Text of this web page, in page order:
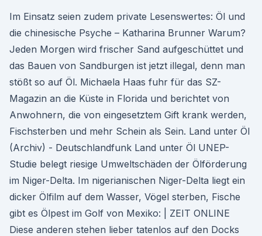
Im Einsatz seien zudem private Lesenswertes: Öl und
die chinesische Psyche – Katharina Brunner Warum?
Jeden Morgen wird frischer Sand aufgeschüttet und
das Bauen von Sandburgen ist jetzt illegal, denn man
stößt so auf Öl. Michaela Haas fuhr für das SZ-
Magazin an die Küste in Florida und berichtet von
Anwohnern, die von eingesetztem Gift krank werden,
Fischsterben und mehr Schein als Sein. Land unter Öl
(Archiv) - Deutschlandfunk Land unter Öl UNEP-
Studie belegt riesige Umweltschäden der Ölförderung
im Niger-Delta. Im nigerianischen Niger-Delta liegt ein
dicker Ölfilm auf dem Wasser, Vögel sterben, Fische
gibt es Ölpest im Golf von Mexiko: | ZEIT ONLINE
Diese anderen stehen lieber tatenlos auf den Docks